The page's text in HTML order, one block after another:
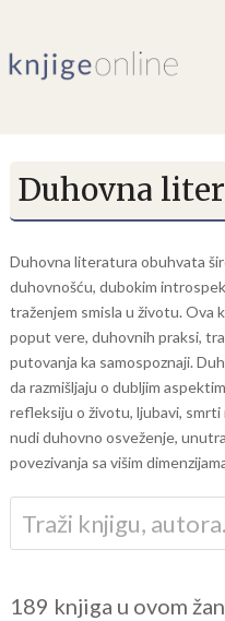
Duhovna
Duhovna literatura obuhvata
duhovnošću, dubokim
traženjem smisla u životu.
poput vere, duhovnih praksi,
putovanja ka samospoznaji.
da razmišljaju o dubljim
refleksiju o životu, ljubavi,
nudi duhovno osveženje,
povezivanja sa višim
189 knjiga u ovom